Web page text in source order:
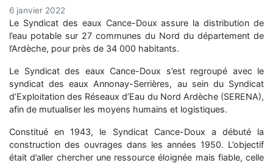
6 janvier 2022
Le Syndicat des eaux Cance-Doux assure la distribution de
l’eau potable sur 27 communes du Nord du département de
l’Ardèche, pour près de 34 000 habitants.
Le Syndicat des eaux Cance-Doux s’est regroupé avec le
syndicat des eaux Annonay-Serrières, au sein du Syndicat
d’Exploitation des Réseaux d’Eau du Nord Ardèche (SERENA),
afin de mutualiser les moyens humains et logistiques.
Constitué en 1943, le Syndicat Cance-Doux a débuté la
construction des ouvrages dans les années 1950. L’objectif
était d’aller chercher une ressource éloignée mais fiable, celle